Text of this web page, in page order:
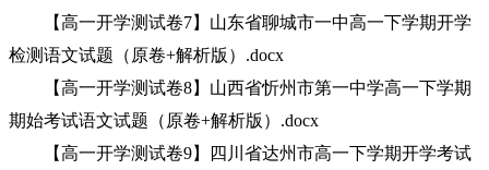
【高一开学测试卷7】山东省聊城市一中高一下学期开学
检测语文试题（原卷+解析版）.docx
【高一开学测试卷8】山西省忻州市第一中学高一下学期
期始考试语文试题（原卷+解析版）.docx
【高一开学测试卷9】四川省达州市高一下学期开学考试